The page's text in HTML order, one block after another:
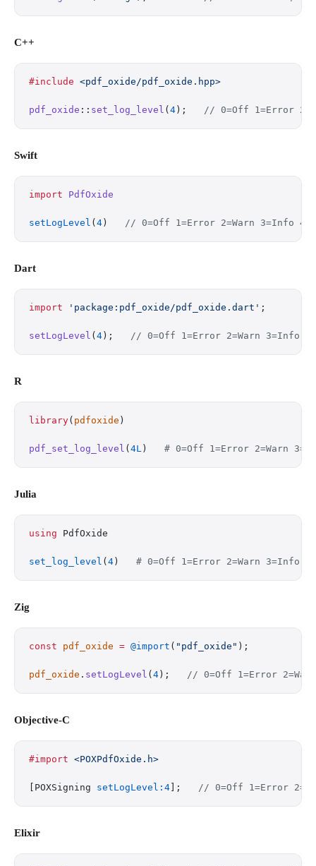
C++
#include <pdf_oxide/pdf_oxide.hpp>
pdf_oxide :: set_log_level ( 4 );
// 0=Off 1=Error
Swift
import PdfOxide
setLogLevel ( 4 ) // 0=Off 1=Error 2=Warn 3=Info
Dart
import 'package:pdf_oxide/pdf_oxide.dart' ;
setLogLevel ( 4 ); // 0=Off 1=Error 2=Warn 3=Info
R
library( pdfoxide )
pdf_set_log_level ( 4L ) # 0=Off 1=Error 2=Warn
Julia
using PdfOxide
set_log_level ( 4 ) # 0=Off 1=Error 2=Warn 3=Info
Zig
const pdf_oxide = @import ( "pdf_oxide" );
pdf_oxide . setLogLevel ( 4 ); // 0=Off 1=Error
Objective-C
#import <POXPdfOxide.h>
[POXSigning setLogLevel:4 ]; // 0=Off 1=Error
Elixir